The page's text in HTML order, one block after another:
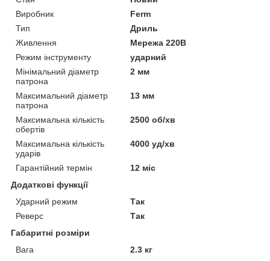
Виробник
Ferm
Тип
Дриль
Живлення
Мережа 220В
Режим інструменту
ударний
Мінімальний діаметр
патрона
2 мм
Максимальний діаметр
патрона
13 мм
Максимальна кількість
обертів
2500 об/хв
Максимальна кількість
ударів
4000 уд/хв
Гарантійний термін
12 міс
Додаткові функції
Ударний режим
Так
Реверс
Так
Габаритні розміри
Вага
2.3 кг